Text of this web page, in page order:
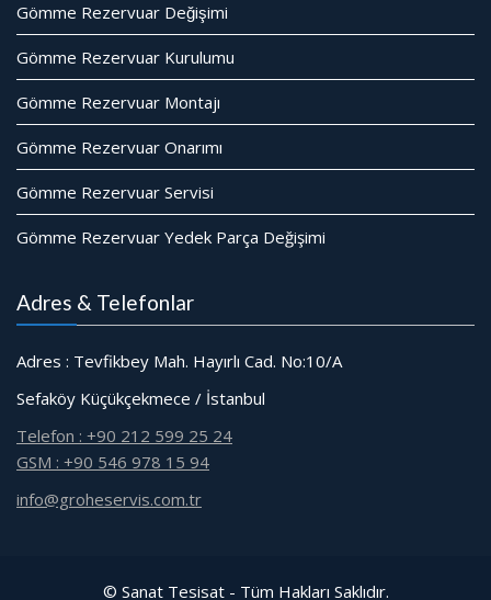
Gömme Rezervuar Değişimi
Gömme Rezervuar Kurulumu
Gömme Rezervuar Montajı
Gömme Rezervuar Onarımı
Gömme Rezervuar Servisi
Gömme Rezervuar Yedek Parça Değişimi
Adres & Telefonlar
Adres : Tevfikbey Mah. Hayırlı Cad. No:10/A
Sefaköy Küçükçekmece / İstanbul
Telefon : +90 212 599 25 24
GSM : +90 546 978 15 94
info@groheservis.com.tr
© Sanat Tesisat - Tüm Hakları Saklıdır.